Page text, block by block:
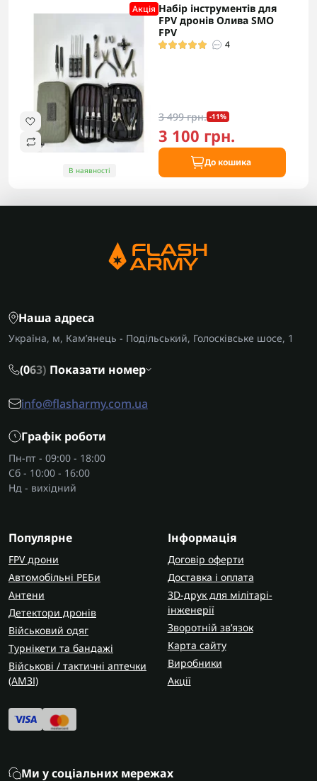
Акцiя
В наявності
Набір інструментів для
FPV дронів Олива SMO
FPV
4
3 499 грн. -11%
3 100 грн.
До кошика
Наша адреса
Україна, м, Кам’янець - Подільський, Голосківське шосе, 1
(063) Показати номер
info@flasharmy.com.ua
Графік роботи
Пн-пт - 09:00 - 18:00
Сб - 10:00 - 16:00
Нд - вихідний
Популярне
FPV дрони
Автомобільні РЕБи
Антени
Детектори дронів
Військовий одяг
Турнікети та бандажі
Військові / тактичні аптечки
(AMЗІ)
Інформація
Договір оферти
Доставка і оплата
3D-друк для мілітарі-
інженерії
Зворотній зв’язок
Карта сайту
Виробники
Акції
Ми у соціальних мережах